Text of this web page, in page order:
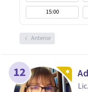
15:00
Anterior
12